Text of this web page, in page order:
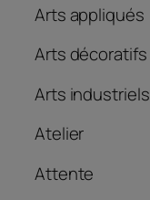
Arts appliqués
Arts décoratifs
Arts industriels
Atelier
Attente